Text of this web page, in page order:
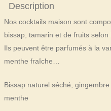
gingembre
Description
Nos cocktails maison sont
bissap, tamarin et de fruits selon
Ils peuvent être parfumés à la
menthe fraîche…
Bissap naturel séché,
menthe